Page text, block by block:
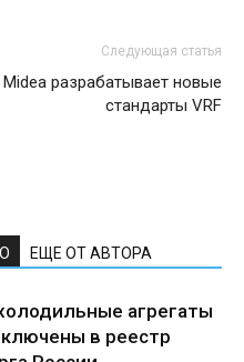
Следующая статья
Midea разрабатывает новые
стандарты VRF
ЕЩЕ ОТ АВТОРА
агрегаты
в реестр